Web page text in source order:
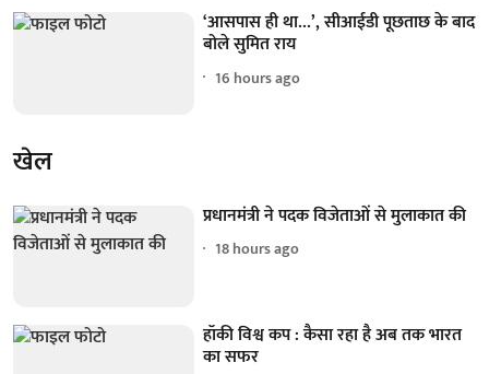
‘आसपास ही था...’, सीआईडी पूछताछ के बाद
बोले सुमित राय
16 hours ago
खेल
प्रधानमंत्री ने पदक विजेताओं से मुलाकात की
18 hours ago
हॉकी विश्व कप : कैसा रहा है अब तक भारत
का सफर